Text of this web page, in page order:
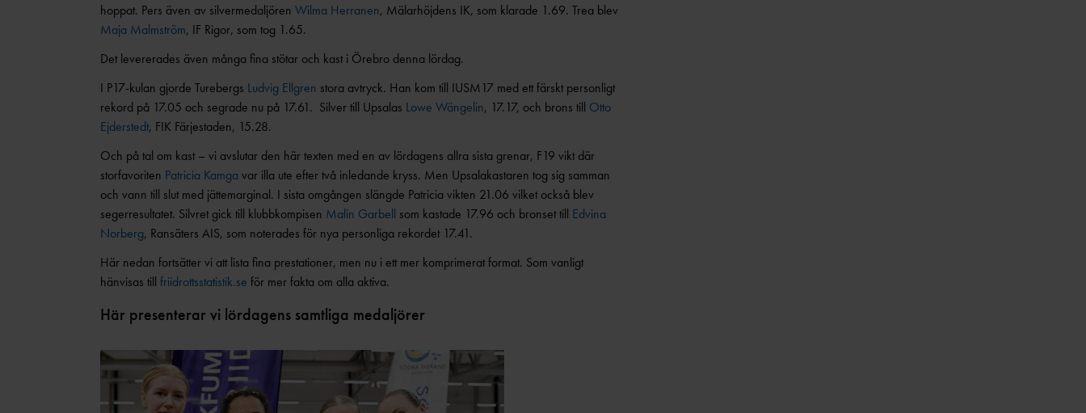
hoppat. Pers även av silvermedaljören Wilma Herranen, Mälarhöjdens IK, som klarade 1.69. Trea blev
Maja Malmström, IF Rigor, som tog 1.65.
Det levererades även många fina stötar och kast i Örebro denna lördag.
I P17-kulan gjorde Turebergs Ludvig Ellgren stora avtryck. Han kom till IUSM17 med ett färskt personligt
rekord på 17.05 och segrade nu på 17.61. Silver till Upsalas Lowe Wängelin, 17.17, och brons till Otto
Ejderstedt, FIK Färjestaden, 15.28.
Och på tal om kast – vi avslutar den här texten med en av lördagens allra sista grenar, F19 vikt där
storfavoriten Patricia Kamga var illa ute efter två inledande kryss. Men Upsalakastaren tog sig samman
och vann till slut med jättemarginal. I sista omgången slängde Patricia vikten 21.06 vilket också blev
segerresultatet. Silvret gick till klubbkompisen Malin Garbell som kastade 17.96 och bronset till Edvina
Norberg, Ransäters AIS, som noterades för nya personliga rekordet 17.41.
Här nedan fortsätter vi att lista fina prestationer, men nu i ett mer komprimerat format. Som vanligt
hänvisas till friidrottsstatistik.se för mer fakta om alla aktiva.
Här presenterar vi lördagens samtliga medaljörer